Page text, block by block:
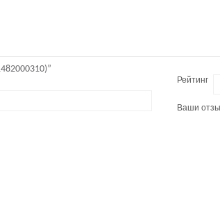
Рейтинг
Ваши